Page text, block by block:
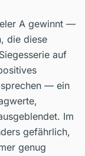
A gewinnt —
die diese
auf
— ein
Im
gefährlich,
genug